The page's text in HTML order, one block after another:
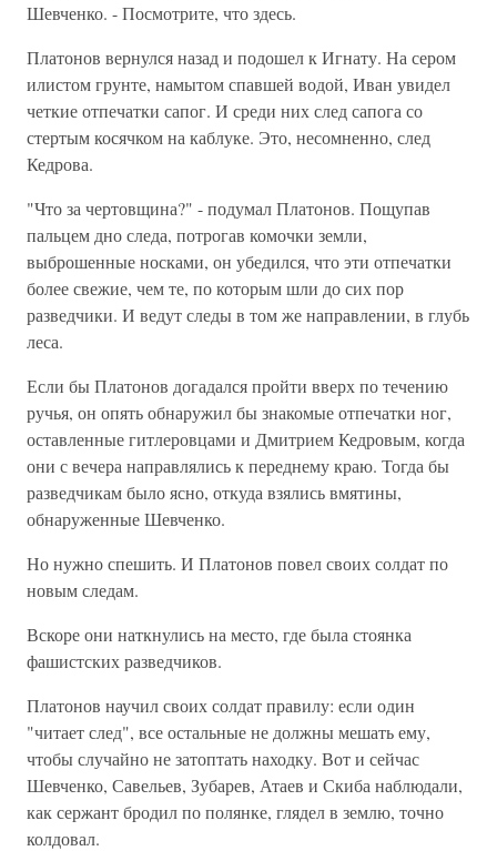
Шевченко. - Посмотрите, что здесь.
Платонов вернулся назад и подошел к Игнату. На сером
илистом грунте, намытом спавшей водой, Иван увидел
четкие отпечатки сапог. И среди них след сапога со
стертым косячком на каблуке. Это, несомненно, след
Кедрова.
"Что за чертовщина?" - подумал Платонов. Пощупав
пальцем дно следа, потрогав комочки земли,
выброшенные носками, он убедился, что эти отпечатки
более свежие, чем те, по которым шли до сих пор
разведчики. И ведут следы в том же направлении, в глубь
леса.
Если бы Платонов догадался пройти вверх по течению
ручья, он опять обнаружил бы знакомые отпечатки ног,
оставленные гитлеровцами и Дмитрием Кедровым, когда
они с вечера направлялись к переднему краю. Тогда бы
разведчикам было ясно, откуда взялись вмятины,
обнаруженные Шевченко.
Но нужно спешить. И Платонов повел своих солдат по
новым следам.
Вскоре они наткнулись на место, где была стоянка
фашистских разведчиков.
Платонов научил своих солдат правилу: если один
"читает след", все остальные не должны мешать ему,
чтобы случайно не затоптать находку. Вот и сейчас
Шевченко, Савельев, Зубарев, Атаев и Скиба наблюдали,
как сержант бродил по полянке, глядел в землю, точно
колдовал.